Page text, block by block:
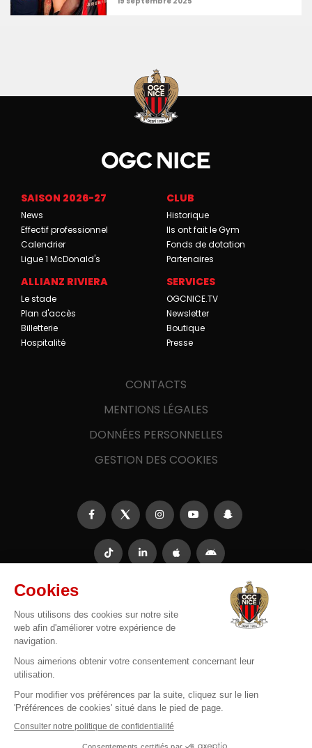
SAISON 2026-27
News
Effectif professionnel
Calendrier
Ligue 1 McDonald's
CLUB
Historique
Ils ont fait le Gym
Fonds de dotation
Partenaires
ALLIANZ RIVIERA
Le stade
Plan d'accès
Billetterie
Hospitalité
SERVICES
OGCNICE.TV
Newsletter
Boutique
Presse
CONTACTS
MENTIONS LÉGALES
DONNÉES PERSONNELLES
GESTION DES COOKIES